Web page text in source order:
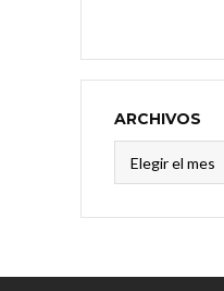
ARCHIVOS